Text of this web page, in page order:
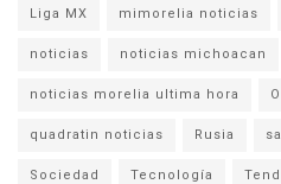
Liga MX mimorelia noticias
noticias noticias michoacan
noticias morelia ultima hora
quadratin noticias Rusia
Sociedad Tecnología